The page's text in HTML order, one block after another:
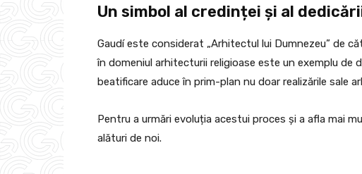
Un simbol al credinței și al
Gaudí este considerat „Arhitectul lui Dumnezeu” de
în domeniul arhitecturii religioase este un exemplu de
beatificare aduce în prim-plan nu doar realizările sale
Pentru a urmări evoluția acestui proces și a afla mai
alături de noi.